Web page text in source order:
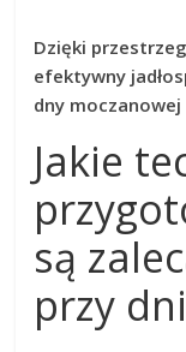
Dzięki
efektywny
dny
Jakie
są
przy